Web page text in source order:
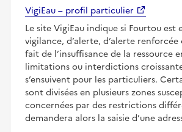
VigiEau – profil particulier
Le site VigiEau indique si Fourtou est
vigilance, d’alerte, d’alerte
fait de l’insuffisance de la ressource
limitations ou interdictions
s’ensuivent pour les particuliers.
sont divisées en plusieurs zones
concernées par des restrictions
demandera alors la saisie d’une